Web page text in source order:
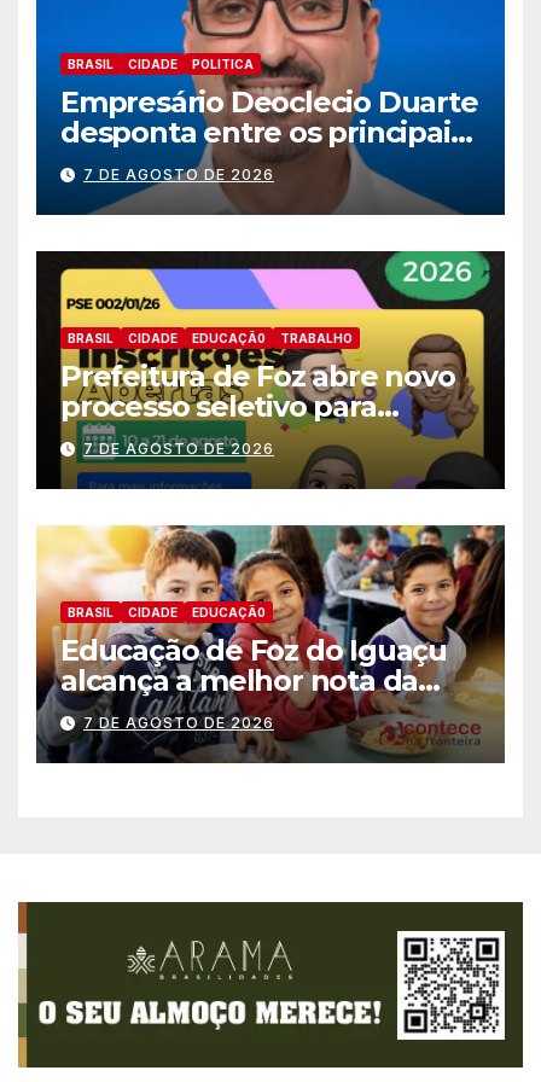
BRASIL CIDADE POLITICA
Empresário Deoclecio Duarte
desponta entre os principais
nomes do União Brasil para
deputado estadual
7 DE AGOSTO DE 2026
BRASIL CIDADE EDUCAÇÃ0 TRABALHO
Prefeitura de Foz abre novo
processo seletivo para
estagiários
7 DE AGOSTO DE 2026
BRASIL CIDADE EDUCAÇÃ0
Educação de Foz do Iguaçu
alcança a melhor nota da
história no IDEB
7 DE AGOSTO DE 2026